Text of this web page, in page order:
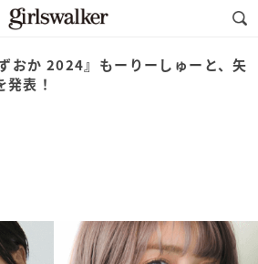
おか 2024』もーりーしゅーと、矢
表！